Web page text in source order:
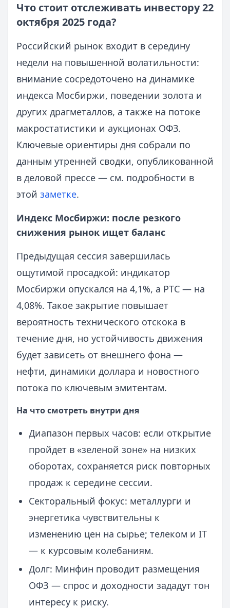
Что стоит отслеживать инвестору 22
октября 2025 года?
Российский рынок входит в середину
недели на повышенной волатильности:
внимание сосредоточено на динамике
индекса Мосбиржи, поведении золота и
других драгметаллов, а также на потоке
макростатистики и аукционах ОФЗ.
Ключевые ориентиры дня собрали по
данным утренней сводки, опубликованной
в деловой прессе — см. подробности в
этой заметке.
Индекс Мосбиржи: после резкого
снижения рынок ищет баланс
Предыдущая сессия завершилась
ощутимой просадкой: индикатор
Мосбиржи опускался на 4,1%, а РТС — на
4,08%. Такое закрытие повышает
вероятность технического отскока в
течение дня, но устойчивость движения
будет зависеть от внешнего фона —
нефти, динамики доллара и новостного
потока по ключевым эмитентам.
На что смотреть внутри дня
Диапазон первых часов: если открытие
пройдет в «зеленой зоне» на низких
оборотах, сохраняется риск повторных
продаж к середине сессии.
Секторальный фокус: металлурги и
энергетика чувствительны к
изменению цен на сырье; телеком и IT
— к курсовым колебаниям.
Долг: Минфин проводит размещения
ОФЗ — спрос и доходности зададут тон
интересу к риску.